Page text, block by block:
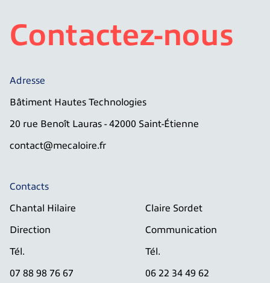
Contactez-nous
Adresse
Bâtiment Hautes Technologies
20 rue Benoît Lauras - 42000 Saint-Étienne
contact@mecaloire.fr
Contacts
Chantal Hilaire
Direction
Tél.
07 88 98 76 67
Claire Sordet
Communication
Tél.
06 22 34 49 62